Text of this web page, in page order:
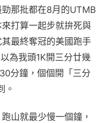
那批都在8月的UTMB
打算一起步就拚死與
最終奪冠的美國跑手
為我頭1K開三分廿幾
分鐘，個個開「三分
。
山就最少慢一個鐘，